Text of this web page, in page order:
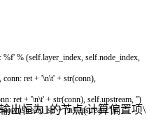
%f' % (self.layer_index, self.node_index,
, conn: ret + '\n\t' + str(conn),
: ret + '\n\t' + str(conn), self.upstream, '')
downstream_str + '\n\tupstream:' +
出恒为1的节点(计算偏置项\